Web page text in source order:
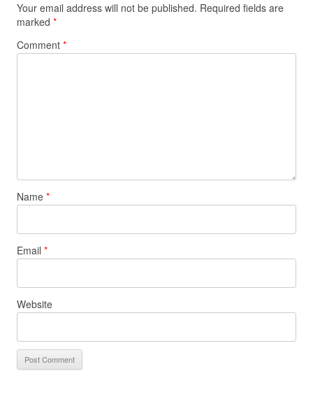
Your email address will not be published. Required fields are
marked *
Comment *
Name *
Email *
Website